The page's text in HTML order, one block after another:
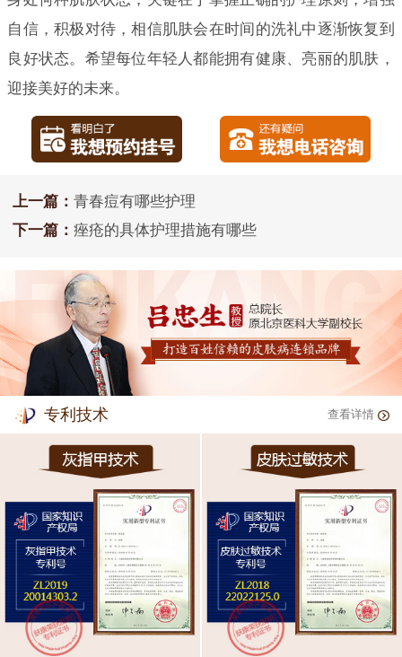
自信，积极对待，相信肌肤会在时间的洗礼中逐渐恢复到
良好状态。希望每位年轻人都能拥有健康、亮丽的肌肤，
迎接美好的未来。
上一篇： 青春痘有哪些护理
下一篇： 痤疮的具体护理措施有哪些
专利技术 查看详情